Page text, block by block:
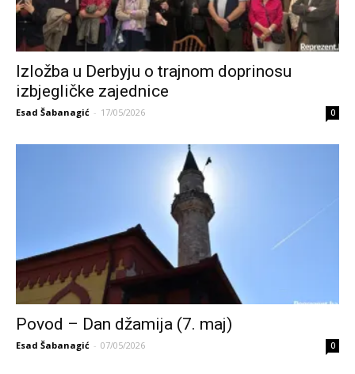
Izložba u Derbyju o trajnom doprinosu
izbjegličke zajednice
Esad Šabanagić - 17/05/2026 0
Povod – Dan džamija (7. maj)
Esad Šabanagić - 07/05/2026 0